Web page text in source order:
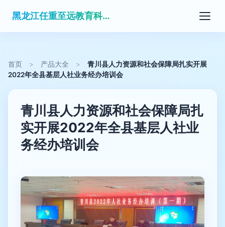
黑龙江任重至远教育科技有限公司
首页 > 产品大全 >
青川县人力资源和社会保障局扎实开展
2022年全县基层人社业务经办培训会
青川县人力资源和社会保障局扎
实开展2022年全县基层人社业
务经办培训会